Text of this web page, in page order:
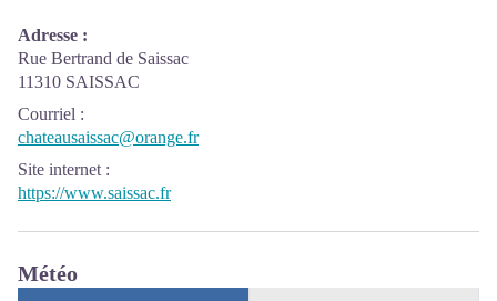
Adresse :
Rue Bertrand de Saissac
11310 SAISSAC
Courriel :
chateausaissac@orange.fr
Site internet :
https://www.saissac.fr
Météo